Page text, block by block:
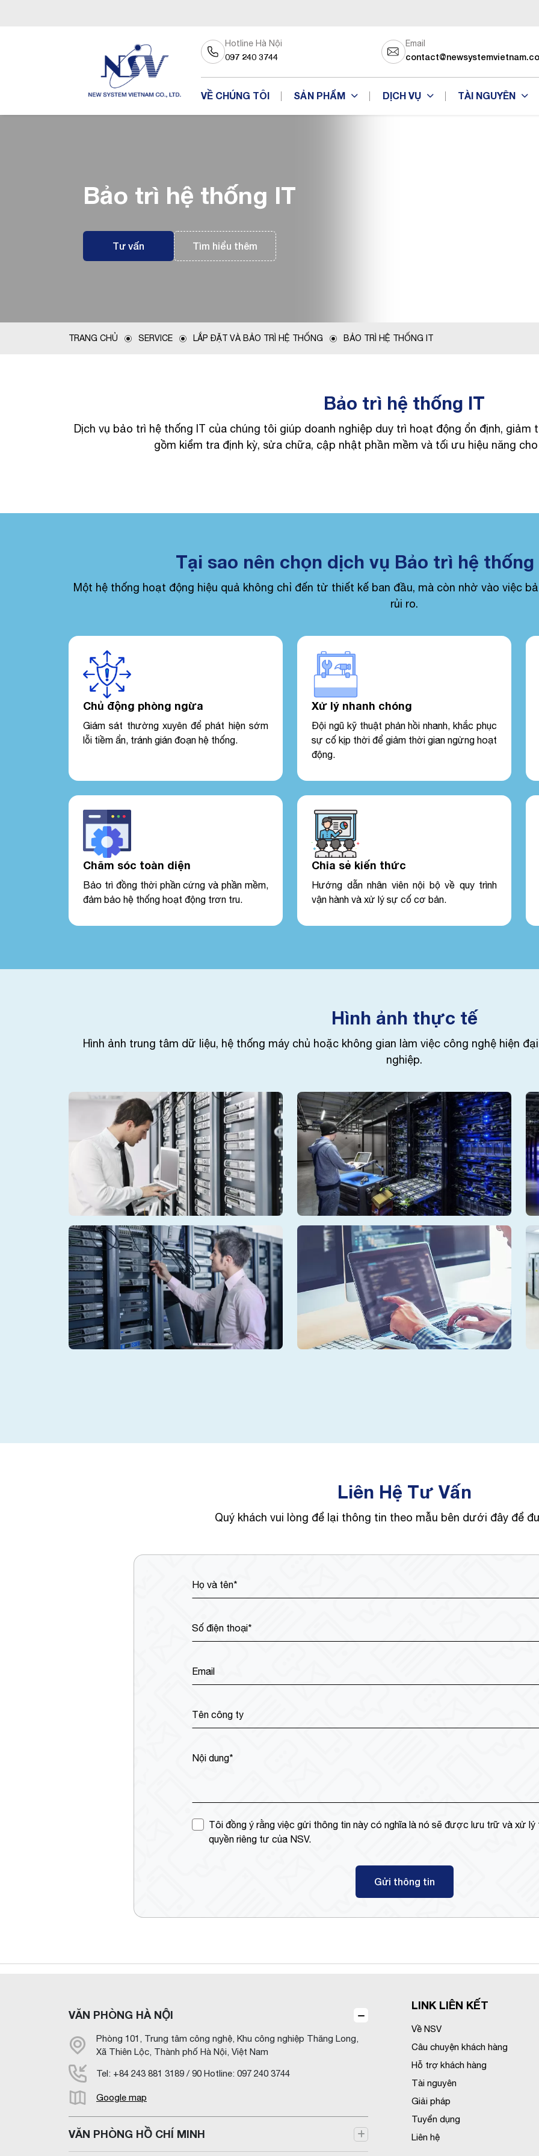
Hotline Hà Nội
097 240 3744
Email
VỀ CHÚNG TÔI SẢN PHẨM DỊCH VỤ TÀI NGUYÊN
Bảo trì hệ thống IT
Tư vấn Tìm hiểu thêm
TRANG CHỦ SERVICE LẮP ĐẶT VÀ BẢO TRÌ HỆ THỐNG BẢO TRÌ HỆ THỐNG IT
Bảo trì hệ thống IT
Dịch vụ bảo trì hệ thống IT của chúng tôi giúp doanh nghiệp duy trì hoạt động ổn định,
gồm kiểm tra định kỳ, sửa chữa, cập nhật phần mềm và tối ưu hiệu năng
Tại sao nên chọn dịch vụ Bảo trì hệ thống
Một hệ thống hoạt động hiệu quả không chỉ đến từ thiết kế ban đầu, mà còn nhờ vào việc
rủi ro.
Chủ động phòng ngừa
Giám sát thường xuyên để phát hiện sớm
lỗi tiềm ẩn, tránh gián đoạn hệ thống.
Xử lý nhanh chóng
Đội ngũ kỹ thuật phản hồi nhanh, khắc phục
sự cố kịp thời để giảm thời gian ngừng hoạt
động.
Chăm sóc toàn diện
Bảo trì đồng thời phần cứng và phần mềm,
đảm bảo hệ thống hoạt động trơn tru.
Chia sẻ kiến thức
Hướng dẫn nhân viên nội bộ về quy trình
vận hành và xử lý sự cố cơ bản.
Hình ảnh thực tế
Hình ảnh trung tâm dữ liệu, hệ thống máy chủ hoặc không gian làm việc công nghệ hiện
nghiệp.
Liên Hệ Tư Vấn
Quý khách vui lòng để lại thông tin theo mẫu bên dưới đây để
Họ và tên*
Số điện thoại*
Email
Tên công ty
Nội dung*
Tôi đồng ý rằng việc gửi thông tin này có nghĩa là nó sẽ được lưu trữ và xử lý
quyền riêng tư của NSV.
Gửi thông tin
VĂN PHÒNG HÀ NỘI
Phòng 101, Trung tâm công nghệ, Khu công nghiệp Thăng Long,
Xã Thiên Lộc, Thành phố Hà Nội, Việt Nam
Tel: +84 243 881 3189 / 90 Hotline: 097 240 3744
Google map
VĂN PHÒNG HỒ CHÍ MINH
LINK LIÊN KẾT
Về NSV
Câu chuyện khách hàng
Hỗ trợ khách hàng
Tài nguyên
Giải pháp
Tuyển dụng
Liên hệ